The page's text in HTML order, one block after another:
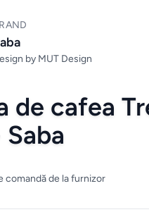
Wishlist Wishlist
by MUT Design
de cafea
comandă de la furnizor